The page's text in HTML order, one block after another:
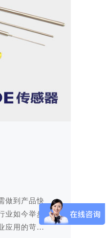
做到产品快
业如今举步
应用的苛刻